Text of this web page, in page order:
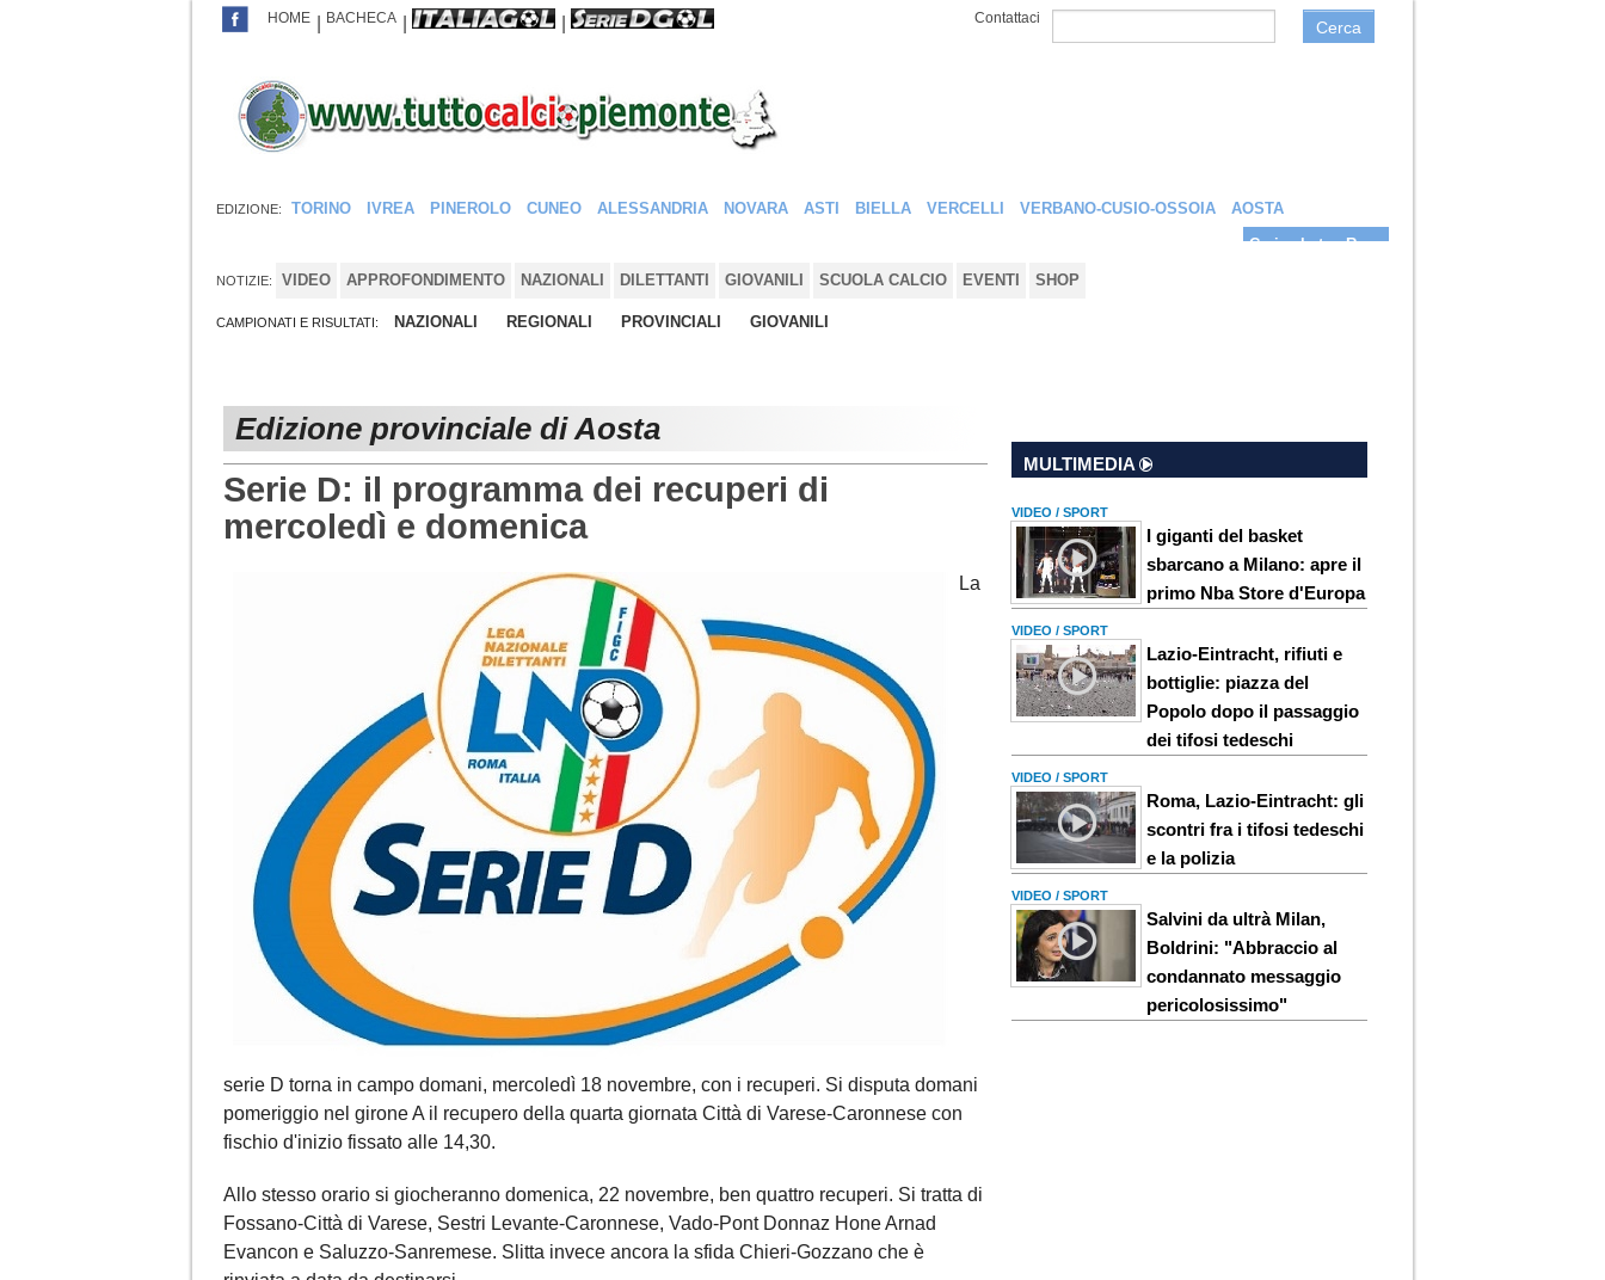
HOME BACHECA Contattaci Cerca
EDIZIONE: TORINO IVREA PINEROLO CUNEO ALESSANDRIA NOVARA ASTI BIELLA VERCELLI VERBANO-CUSIO-OSSOIA
AOSTA
Carica la tua Rosa
NOTIZIE: VIDEO APPROFONDIMENTO NAZIONALI DILETTANTI GIOVANILI SCUOLA CALCIO EVENTI SHOP
CAMPIONATI E RISULTATI: NAZIONALI REGIONALI PROVINCIALI GIOVANILI
Edizione provinciale di Aosta
Serie D: il programma dei recuperi di
mercoledì e domenica
La
serie D torna in campo domani, mercoledì 18 novembre, con i recuperi. Si disputa domani
pomeriggio nel girone A il recupero della quarta giornata Città di Varese-Caronnese con
fischio d'inizio fissato alle 14,30.
Allo stesso orario si giocheranno domenica, 22 novembre, ben quattro recuperi. Si tratta di
Fossano-Città di Varese, Sestri Levante-Caronnese, Vado-Pont Donnaz Hone Arnad
Evancon e Saluzzo-Sanremese. Slitta invece ancora la sfida Chieri-Gozzano che è
MULTIMEDIA
VIDEO / SPORT
I giganti del basket
sbarcano a Milano: apre il
primo Nba Store d'Europa
VIDEO / SPORT
Lazio-Eintracht, rifiuti e
bottiglie: piazza del
Popolo dopo il passaggio
dei tifosi tedeschi
VIDEO / SPORT
Roma, Lazio-Eintracht: gli
scontri fra i tifosi tedeschi
e la polizia
VIDEO / SPORT
Salvini da ultrà Milan,
Boldrini: "Abbraccio al
condannato messaggio
pericolosissimo"